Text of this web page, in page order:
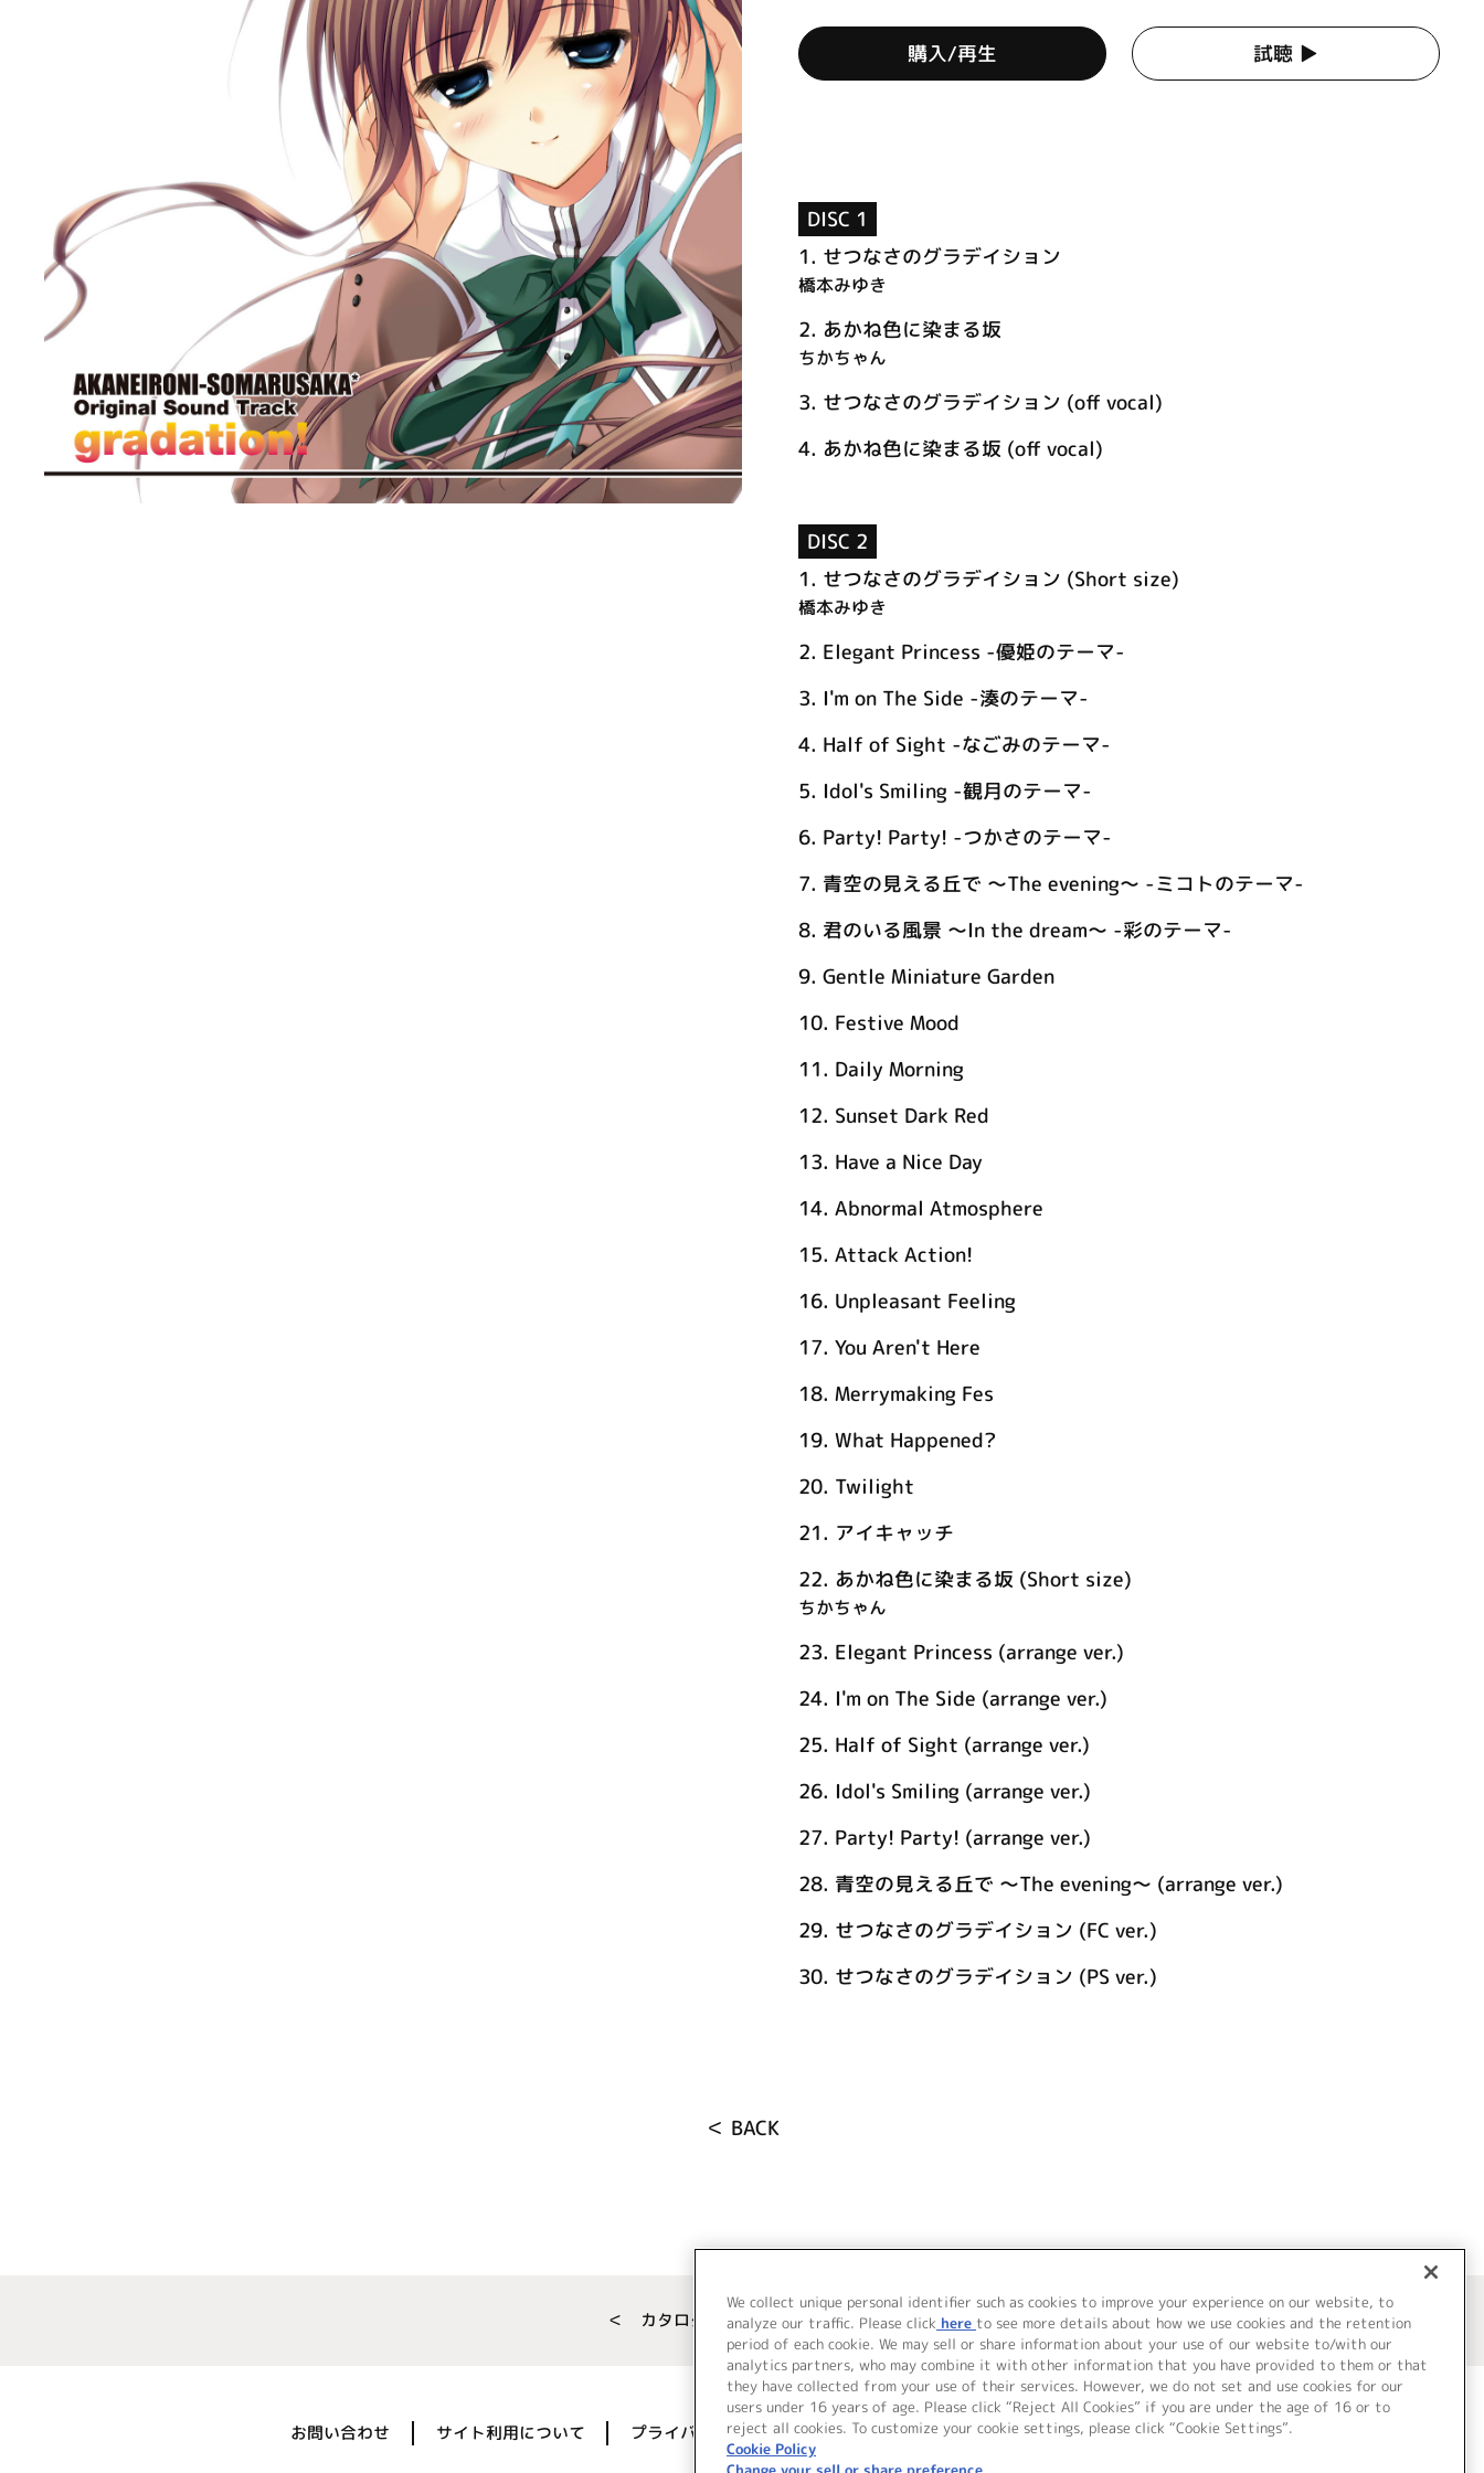
購入/再生 試聴 ▶︎
DISC 1
1. せつなさのグラデイション
橋本みゆき
2. あかね色に染まる坂
ちかちゃん
3. せつなさのグラデイション (off vocal)
4. あかね色に染まる坂 (off vocal)
DISC 2
1. せつなさのグラデイション (Short size)
橋本みゆき
2. Elegant Princess -優姫のテーマ-
3. I'm on The Side -湊のテーマ-
4. Half of Sight -なごみのテーマ-
5. Idol's Smiling -観月のテーマ-
6. Party! Party! -つかさのテーマ-
7. 青空の見える丘で ～The evening～ -ミコトのテーマ-
8. 君のいる風景 ～In the dream～ -彩のテーマ-
9. Gentle Miniature Garden
10. Festive Mood
11. Daily Morning
12. Sunset Dark Red
13. Have a Nice Day
14. Abnormal Atmosphere
15. Attack Action!
16. Unpleasant Feeling
17. You Aren't Here
18. Merrymaking Fes
19. What Happened?
20. Twilight
21. アイキャッチ
22. あかね色に染まる坂 (Short size)
ちかちゃん
23. Elegant Princess (arrange ver.)
24. I'm on The Side (arrange ver.)
25. Half of Sight (arrange ver.)
26. Idol's Smiling (arrange ver.)
27. Party! Party! (arrange ver.)
28. 青空の見える丘で ～The evening～ (arrange ver.)
29. せつなさのグラデイション (FC ver.)
30. せつなさのグラデイション (PS ver.)
＜ BACK
＜ カタログサイト トップページへ
お問い合わせ サイト利用について プライバシーポリシー 著作権／肖像権について Cookie Settings
We collect unique personal identifier such as cookies to improve your experience on our website, to
analyze our traffic. Please click here to see more details about how we use cookies and the retention
period of each cookie. We may sell or share information about your use of our website to/with our
analytics partners, who may combine it with other information that you have provided to them or that
they have collected from your use of their services. However, we do not set and use cookies for our
users under 16 years of age. Please click “Reject All Cookies” if you are under the age of 16 or to
reject all cookies. To customize your cookie settings, please click “Cookie Settings”.
Cookie Policy